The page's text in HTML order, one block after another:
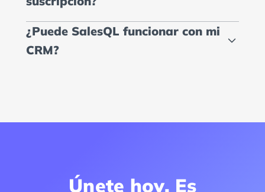
¿Puede SalesQL funcionar con mi
CRM?
Únete hoy. Es